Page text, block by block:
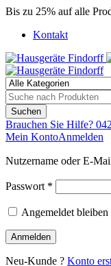
Bis zu 25% auf alle
Kontakt
Brauchen Sie Hilfe?
Mein KontoAnmelden
Nutzername oder E-
Passwort *
Angemeldet bleiben
Neu-Kunde ? Konto